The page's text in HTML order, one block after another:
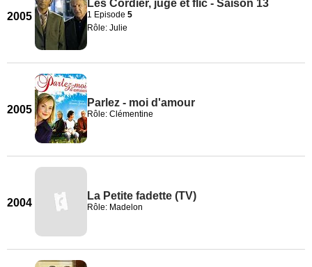
2005
Les Cordier, juge et flic - Saison 13
1 Episode 5
Rôle: Julie
2005
Parlez - moi d'amour
Rôle: Clémentine
2004
La Petite fadette (TV)
Rôle: Madelon